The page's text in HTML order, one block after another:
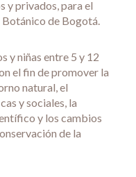
y privados, para el
Botánico de Bogotá.
y niñas entre 5 y 12
el fin de promover la
natural, el
y sociales, la
y los cambios
de la